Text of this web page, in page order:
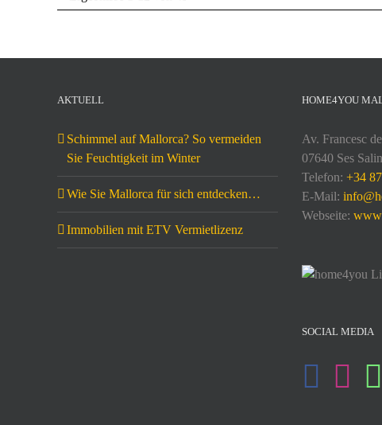
AKTUELL
Schimmel auf Mallorca? So vermeiden
Sie Feuchtigkeit im Winter
Wie Sie Mallorca für sich entdecken…
Immobilien mit ETV Vermietlizenz
HOME4YOU
Av. Francesc
07640 Ses
Telefon: +34
E-Mail:
Webseite:
SOCIAL MEDIA